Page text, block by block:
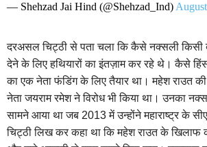
— Shehzad Jai Hind (@Shehzad_Ind)
दरअसल चिट्ठी से पता चला कि कैसे नक्सली किसी
देने के लिए हथियारों का इंतज़ाम कर रहे थे। कैसे
का एक नेता फंडिंग के लिए तैयार था। महेश राउत की
नेता जयराम रमेश ने विरोध भी किया था। उनका
सामने आया था जब 2013 में उन्होंने महाराष्ट्र के
चिट्ठी लिख कर कहा था कि महेश राउत के खिलाफ